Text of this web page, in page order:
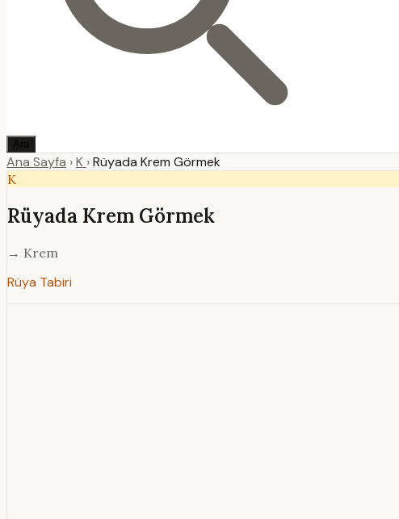
Ara
Ana Sayfa ›K ›Rüyada Krem Görmek
K
Rüyada Krem Görmek
→ Krem
Rüya Tabiri